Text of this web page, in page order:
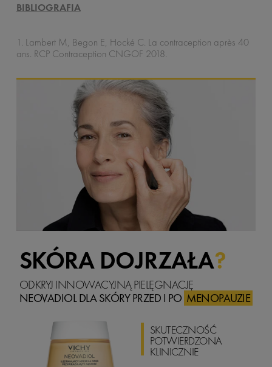
BIBLIOGRAFIA
1. Lambert M, Begon E, Hocké C. La contraception après 40
ans. RCP Contraception CNGOF 2018.
SKÓRA DOJRZAŁA?
ODKRYJ INNOWACYJNĄ PIELĘGNACJĘ
NEOVADIOLDLA SKÓRY PRZED I PO MENOPAUZIE
SKUTECZNOŚĆ
POTWIERDZONA
KLINICZNIE